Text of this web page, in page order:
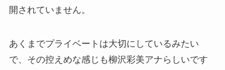
開されていません。
あくまでプライベートは大切にしているみたい
で、その控えめな感じも柳沢彩美アナらしいです